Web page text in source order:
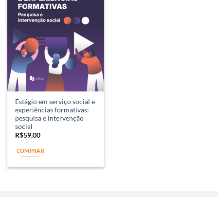
Estágio em serviço social e
experiências formativas:
pesquisa e intervenção
social
R$59,00
COMPRAR